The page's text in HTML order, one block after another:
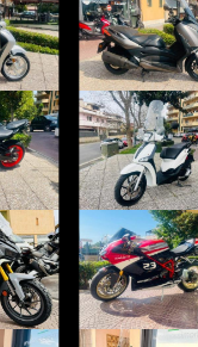
€
YAMAHA
€ 3.290
07
€
PIAGGIO
€ 2.350
400
€
DUCATI
€